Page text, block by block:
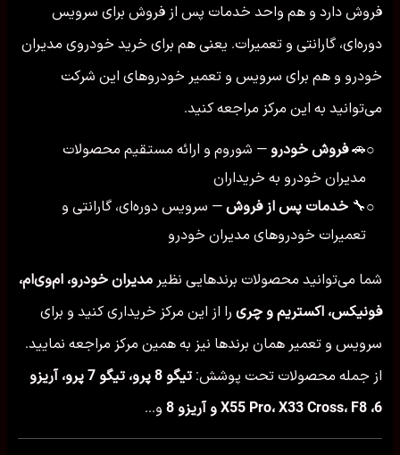
فروش دارد و هم واحد خدمات پس از فروش برای سرویس
دوره‌ای، گارانتی و تعمیرات. یعنی هم برای خرید خودروی مدیران
خودرو و هم برای سرویس و تعمیر خودروهای این شرکت
می‌توانید به این مرکز مراجعه کنید.
○
🚗فروش خودرو — شوروم و ارائه مستقیم محصولات
مدیران خودرو به خریداران
○
🔧 خدمات پس از فروش — سرویس دوره‌ای، گارانتی و
تعمیرات خودروهای مدیران خودرو
شما می‌توانید محصولات برندهایی نظیر مدیران خودرو، ام‌وی‌ام،
فونیکس، اکستریم و چری را از این مرکز خریداری کنید و برای
سرویس و تعمیر همان برندها نیز به همین مرکز مراجعه نمایید.
از جمله محصولات تحت پوشش:
تیگو 8 پرو، تیگو 7 پرو، آریزو
6، X55 Pro، X33 Cross، F8 و آریزو 8
و...